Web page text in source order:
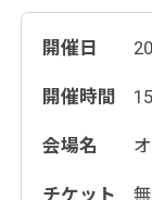
開催日
開催時間
会場名
チケット